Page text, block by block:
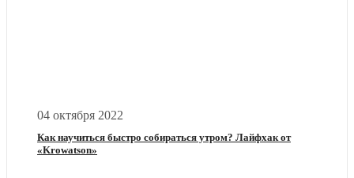
04 октября 2022
Как научиться быстро собираться утром? Лайфхак от
«Krowatson»